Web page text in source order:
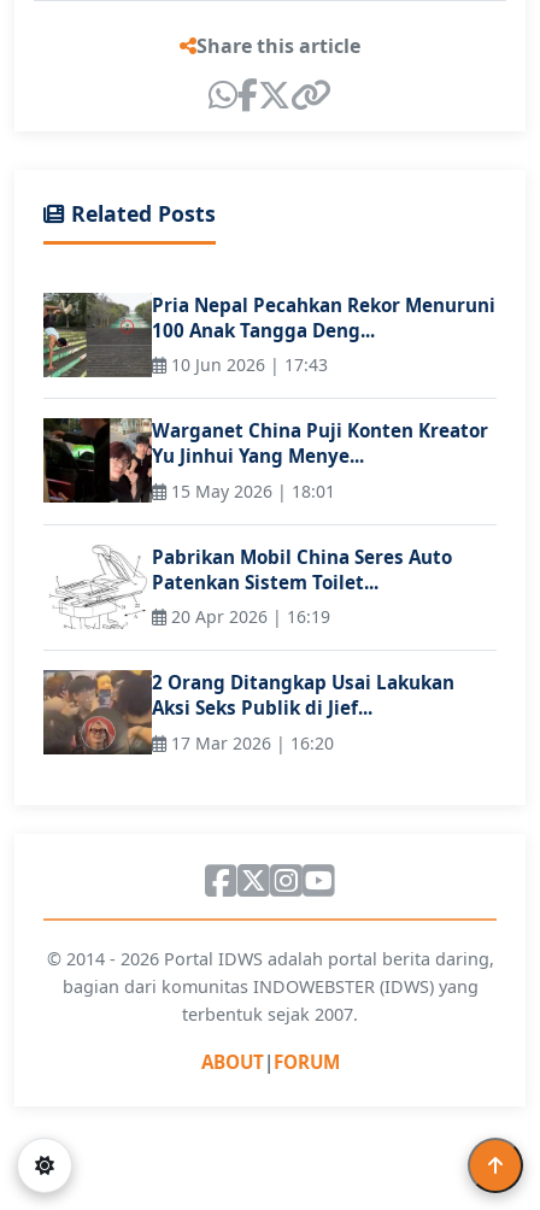
Share this article
Related Posts
Pria Nepal Pecahkan Rekor Menuruni
100 Anak Tangga Deng...
10 Jun 2026 | 17:43
Warganet China Puji Konten Kreator
Yu Jinhui Yang Menye...
15 May 2026 | 18:01
Pabrikan Mobil China Seres Auto
Patenkan Sistem Toilet...
20 Apr 2026 | 16:19
2 Orang Ditangkap Usai Lakukan
Aksi Seks Publik di Jief...
17 Mar 2026 | 16:20
© 2014 - 2026 Portal IDWS adalah portal berita daring,
bagian dari komunitas INDOWEBSTER (IDWS) yang
terbentuk sejak 2007.
ABOUT| FORUM